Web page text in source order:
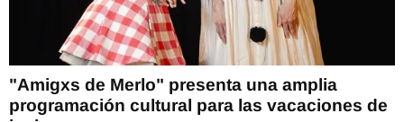
"Amigxs de Merlo" presenta una amplia
programación cultural para las vacaciones de